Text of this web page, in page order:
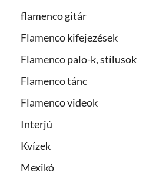
flamenco gitár
Flamenco kifejezések
Flamenco palo-k, stílusok
Flamenco tánc
Flamenco videok
Interjú
Kvízek
Mexikó